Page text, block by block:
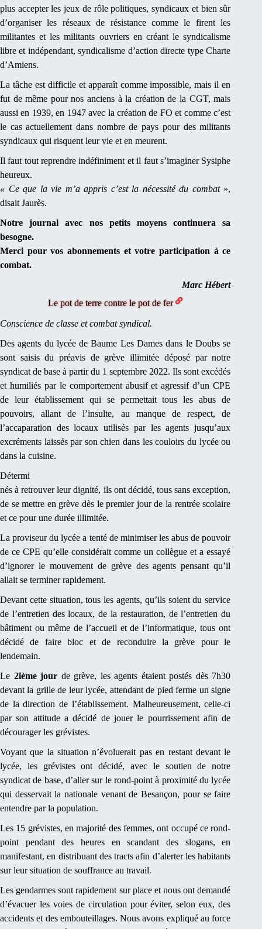
plus accepter les jeux de rôle politiques, syndicaux et bien sûr
d’organiser les réseaux de résistance comme le firent les
militantes et les militants ouvriers en créant le syndicalisme
libre et indépendant, syndicalisme d’action directe type Charte
d’Amiens.
La tâche est difficile et apparaît comme impossible, mais il en
fut de même pour nos anciens à la création de la CGT, mais
aussi en 1939, en 1947 avec la création de FO et comme c’est
le cas actuellement dans nombre de pays pour des militants
syndicaux qui risquent leur vie et en meurent.
Il faut tout reprendre indéfiniment et il faut s’imaginer Sysiphe
heureux.
« Ce que la vie m’a appris c’est la nécessité du combat »,
disait Jaurès.
Notre journal avec nos petits moyens continuera sa
besogne.
Merci pour vos abonnements et votre participation à ce
combat.
Marc Hébert
Le pot de terre contre le pot de fer
Conscience de classe et combat syndical.
Des agents du lycée de Baume Les Dames dans le Doubs se
sont saisis du préavis de grève illimitée déposé par notre
syndicat de base à partir du 1 septembre 2022. Ils sont excédés
et humiliés par le comportement abusif et agressif d’un CPE
de leur établissement qui se permettait tous les abus de
pouvoirs, allant de l’insulte, au manque de respect, de
l’accaparation des locaux utilisés par les agents jusqu’aux
excréments laissés par son chien dans les couloirs du lycée ou
dans la cuisine.
Détermi
nés à retrouver leur dignité, ils ont décidé, tous sans exception,
de se mettre en grève dès le premier jour de la rentrée scolaire
et ce pour une durée illimitée.
La proviseur du lycée a tenté de minimiser les abus de pouvoir
de ce CPE qu’elle considérait comme un collègue et a essayé
d’ignorer le mouvement de grève des agents pensant qu’il
allait se terminer rapidement.
Devant cette situation, tous les agents, qu’ils soient du service
de l’entretien des locaux, de la restauration, de l’entretien du
bâtiment ou même de l’accueil et de l’informatique, tous ont
décidé de faire bloc et de reconduire la grève pour le
lendemain.
Le 2ième jour de grève, les agents étaient postés dès 7h30
devant la grille de leur lycée, attendant de pied ferme un signe
de la direction de l’établissement. Malheureusement, celle-ci
par son attitude a décidé de jouer le pourrissement afin de
décourager les grévistes.
Voyant que la situation n’évoluerait pas en restant devant le
lycée, les grévistes ont décidé, avec le soutien de notre
syndicat de base, d’aller sur le rond-point à proximité du lycée
qui desservait la nationale venant de Besançon, pour se faire
entendre par la population.
Les 15 grévistes, en majorité des femmes, ont occupé ce rond-
point pendant des heures en scandant des slogans, en
manifestant, en distribuant des tracts afin d’alerter les habitants
sur leur situation de souffrance au travail.
Les gendarmes sont rapidement sur place et nous ont demandé
d’évacuer les voies de circulation pour éviter, selon eux, des
accidents et des embouteillages. Nous avons expliqué au force